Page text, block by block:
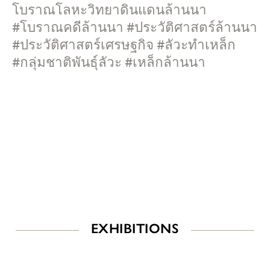
โบราณโลหะวิทยาดินแดนล้านนา
#โบราณคดีล้านนา #ประวัติศาสตร์ล้านนา
#ประวัติศาสตร์เศรษฐกิจ #ลัวะทำเหล็ก
#กลุ่มชาติพันธุ์ลัวะ #เหล็กล้านนา
EXHIBITIONS